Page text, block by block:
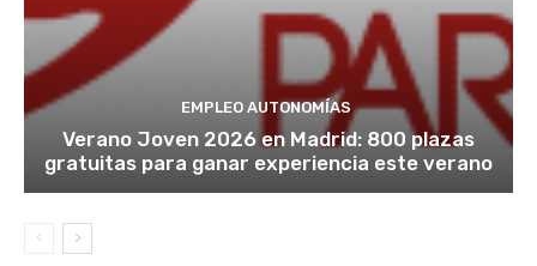
EMPLEO AUTONOMÍAS
Verano Joven 2026 en Madrid: 800 plazas
gratuitas para ganar experiencia este verano